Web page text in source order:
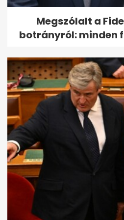
Megszólalt a
botrányról: minden